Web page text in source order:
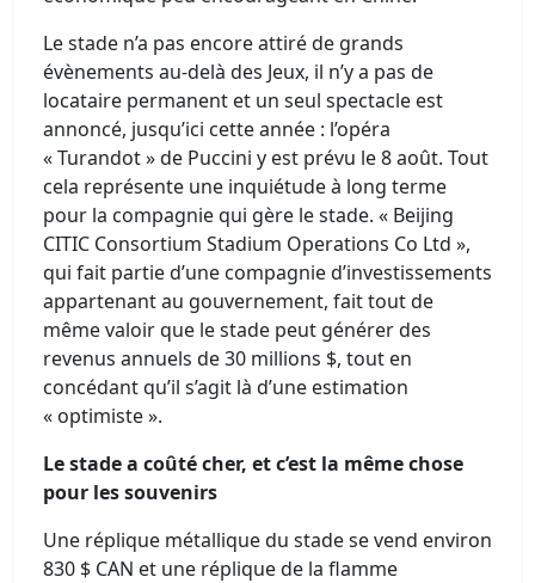
Le stade n’a pas encore attiré de grands
évènements au-delà des Jeux, il n’y a pas de
locataire permanent et un seul spectacle est
annoncé, jusqu’ici cette année : l’opéra
« Turandot » de Puccini y est prévu le 8 août. Tout
cela représente une inquiétude à long terme
pour la compagnie qui gère le stade. « Beijing
CITIC Consortium Stadium Operations Co Ltd »,
qui fait partie d’une compagnie d’investissements
appartenant au gouvernement, fait tout de
même valoir que le stade peut générer des
revenus annuels de 30 millions $, tout en
concédant qu’il s’agit là d’une estimation
« optimiste ».
Le stade a coûté cher, et c’est la même chose
pour les souvenirs
Une réplique métallique du stade se vend environ
830 $ CAN et une réplique de la flamme